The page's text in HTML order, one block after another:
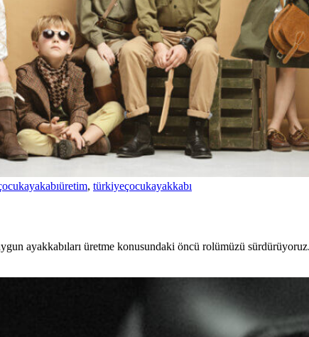
, türkiyeçocukayakkabı
ayakkabıları üretme konusundaki öncü rolümüzü sürdürüyoruz.